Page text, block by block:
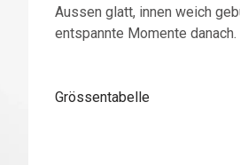
Aussen glatt, innen weich
entspannte Momente danach.
Grössentabelle